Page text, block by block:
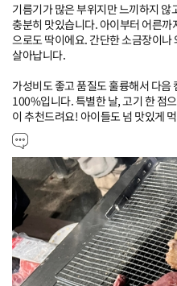
기름기가 많은 부위지만 느끼하지
충분히 맛있습니다. 아이부터 어른
으로도 딱이에요. 간단한 소금장이나
살아납니다.
가성비도 좋고 품질도 훌륭해서 다
100%입니다. 특별한 날, 고기 한 점
이 추천드려요! 아이들도 넘 맛있게